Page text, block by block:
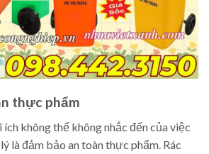
thực phẩm
không thể không nhắc đến của việc
là đảm bảo an toàn thực phẩm. Rác